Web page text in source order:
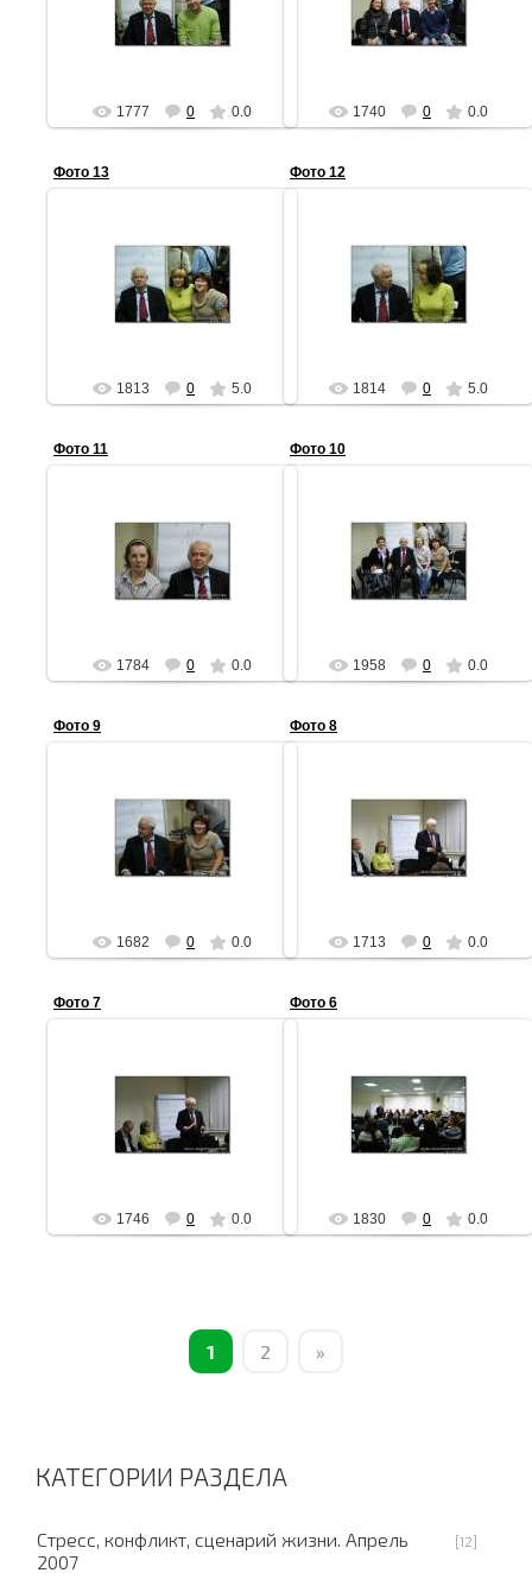
АЧ
1777 0 0.0
АЧ
1740 0 0.0
Фото 13
05.06.2011
АЧ
1813 0 5.0
Фото 12
05.06.2011
АЧ
1814 0 5.0
Фото 11
05.06.2011
1784 0 0.0
Фото 10
05.06.2011
АЧ
1958 0 0.0
Фото 9
05.06.2011
АЧ
1682 0 0.0
Фото 8
05.06.2011
АЧ
1713 0 0.0
Фото 7
05.06.2011
АЧ
1746 0 0.0
Фото 6
05.06.2011
АЧ
1830 0 0.0
1 2 »
КАТЕГОРИИ РАЗДЕЛА
Стресс, конфликт, сценарий жизни. Апрель
2007
[12]